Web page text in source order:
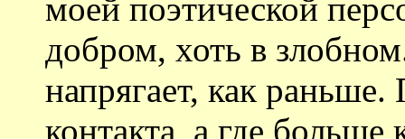
моей поэтической
добром, хоть в
напрягает, как
контакта, а где